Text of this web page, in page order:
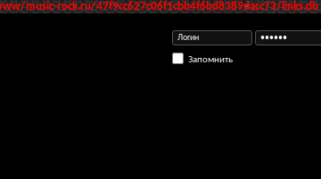
music-rock.ru/47f9cc627c06f1cbb4f6bd8389dacc73/links.db
Запомнить